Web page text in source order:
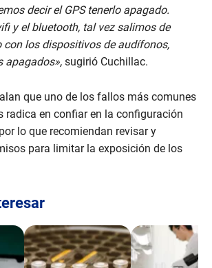
decir el GPS tenerlo apagado.
y el bluetooth, tal vez salimos de
con los dispositivos de audífonos,
apagados», sugirió Cuchillac.
que uno de los fallos más comunes
radica en confiar en la configuración
lo que recomiendan revisar y
para limitar la exposición de los